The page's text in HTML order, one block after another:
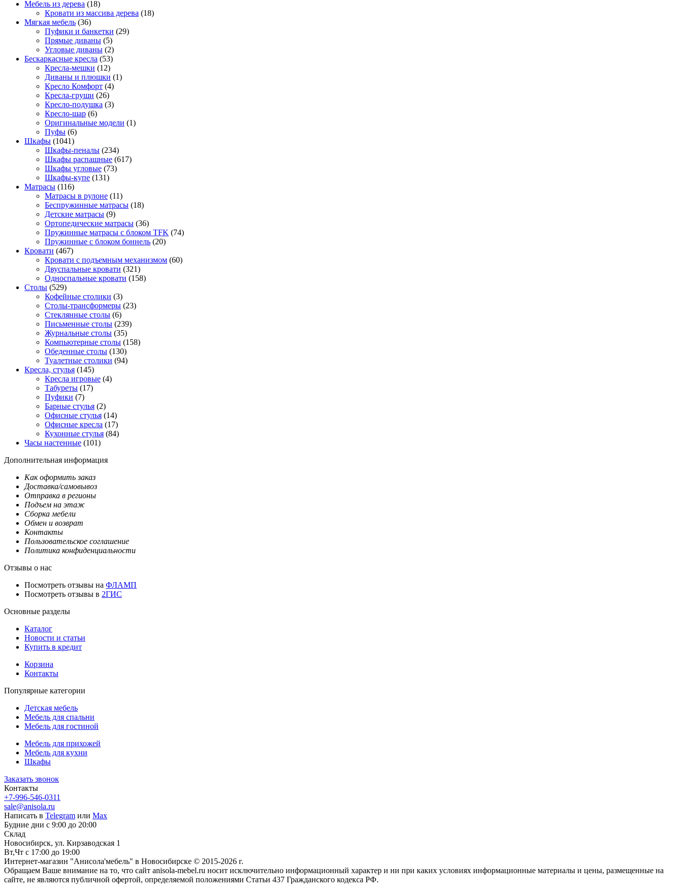
Мебель из дерева (18)
Кровати из массива дерева (18)
Мягкая мебель (36)
Пуфики и банкетки (29)
Прямые диваны (5)
Угловые диваны (2)
Бескаркасные кресла (53)
Кресла-мешки (12)
Диваны и плюшки (1)
Кресло Комфорт (4)
Кресла-груши (26)
Кресло-подушка (3)
Кресло-шар (6)
Оригинальные модели (1)
Пуфы (6)
Шкафы (1041)
Шкафы-пеналы (234)
Шкафы распашные (617)
Шкафы угловые (73)
Шкафы-купе (131)
Матрасы (116)
Матрасы в рулоне (11)
Беспружинные матрасы (18)
Детские матрасы (9)
Ортопедические матрасы (36)
Пружинные матрасы с блоком TFK (74)
Пружинные с блоком боннель (20)
Кровати (467)
Кровати с подъемным механизмом (60)
Двуспальные кровати (321)
Односпальные кровати (158)
Столы (529)
Кофейные столики (3)
Столы-трансформеры (23)
Стеклянные столы (6)
Письменные столы (239)
Журнальные столы (35)
Компьютерные столы (158)
Обеденные столы (130)
Туалетные столики (94)
Кресла, стулья (145)
Кресла игровые (4)
Табуреты (17)
Пуфики (7)
Барные стулья (2)
Офисные стулья (14)
Офисные кресла (17)
Кухонные стулья (84)
Часы настенные (101)
Дополнительная информация
Как оформить заказ
Доставка/самовывоз
Отправка в регионы
Подъем на этаж
Сборка мебели
Обмен и возврат
Контакты
Пользовательское соглашение
Политика конфиденциальности
Отзывы о нас
Посмотреть отзывы на ФЛАМП
Посмотреть отзывы в 2ГИС
Основные разделы
Каталог
Новости и статьи
Купить в кредит
Корзина
Контакты
Популярные категории
Детская мебель
Мебель для спальни
Мебель для гостиной
Мебель для прихожей
Мебель для кухни
Шкафы
Заказать звонок
Контакты
+7-996-546-0311
sale@anisola.ru
Написать в Telegram или Max
Будние дни с 9:00 до 20:00
Склад
Новосибирск, ул. Кирзаводская 1
Вт,Чт с 17:00 до 19:00
Интернет-магазин "Анисола'мебель" в Новосибирске © 2015-2026 г.
Обращаем Ваше внимание на то, что сайт anisola-mebel.ru носит исключительно информационный характер и ни при каких условиях информационные материалы и цены, размещенные на
сайте, не являются публичной офертой, определяемой положениями Статьи 437 Гражданского кодекса РФ.